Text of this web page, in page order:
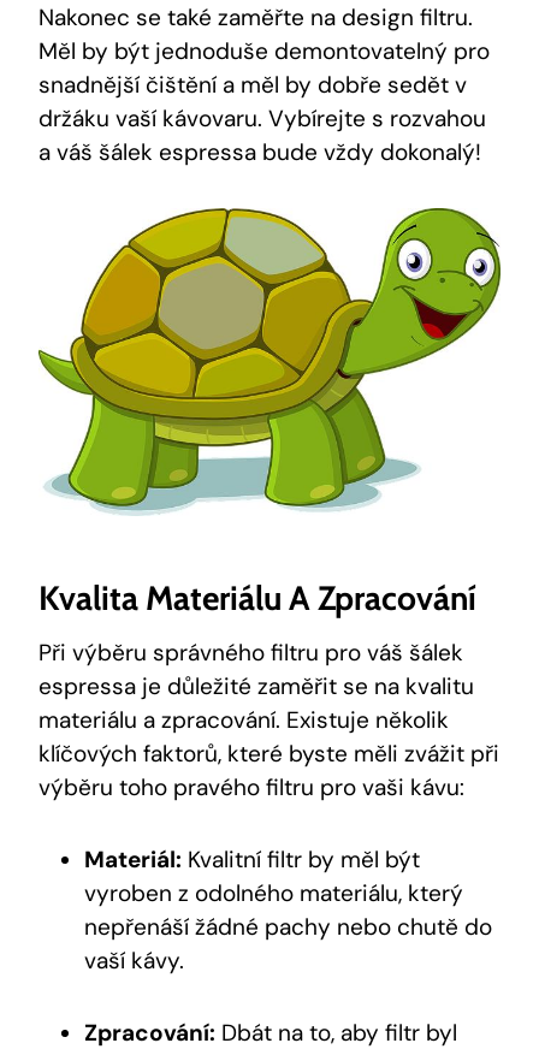
Nakonec se⁤ také zaměřte na design filtru.
⁢Měl by být‌ jednoduše demontovatelný pro
snadnější čištění a měl by dobře sedět v‍
držáku vaší kávovaru.⁢ Vybírejte s ‌rozvahou
a⁣ váš šálek espressa‍ bude vždy dokonalý!
Kvalita Materiálu A‌ Zpracování
Při výběru správného filtru pro váš šálek​
espressa je ‌důležité zaměřit se⁢ na ‍kvalitu
materiálu a zpracování. Existuje ‌několik
klíčových faktorů,‌ které byste‍ měli zvážit při
výběru toho pravého⁣ filtru pro vaši kávu:
Materiál: Kvalitní filtr by ​měl být
vyroben z odolného‌ materiálu, který
nepřenáší žádné pachy nebo ​chutě do
vaší kávy.
Zpracování: Dbát na to, aby filtr byl